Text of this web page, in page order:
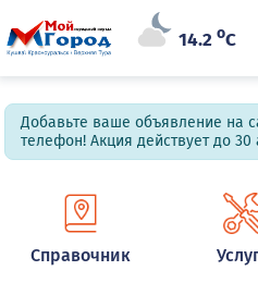
14.2oC
Добавьте ваше объявление на
телефон! Акция действует до 30
Справочник